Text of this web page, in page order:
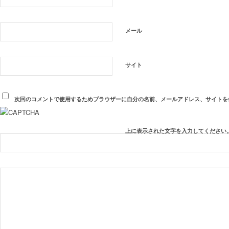
メール
サイト
次回のコメントで使用するためブラウザーに自分の名前、メールアドレス、サイトを
上に表示された文字を入力してください。